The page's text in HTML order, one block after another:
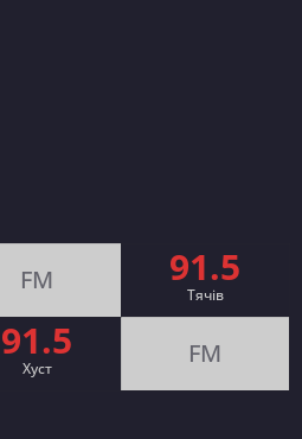
FM 91.5
Тячів
91.5
Хуст FM